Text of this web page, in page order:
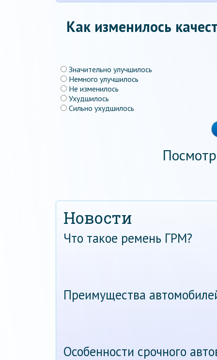
Как изменилось
Значительно улучшилось
Немного улучшилось
Не изменилось
Ухудшилось
Сильно ухудшилось
Новости
Что такое ремень ГРМ?
Преимущества
Особенности срочного